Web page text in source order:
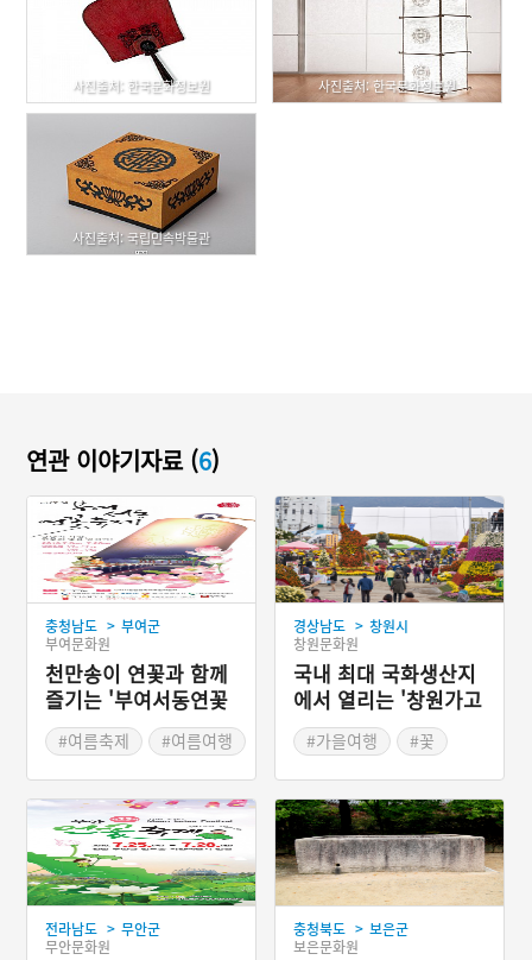
사진출처: 한국문화정보원 사진출처: 한국문화정보원
사진출처: 국립민속박물관
연관 이야기자료 (6)
충청남도 > 부여군
부여문화원
천만송이 연꽃과 함께
즐기는 '부여서동연꽃
축제'
#여름축제
#여름여행
경상남도 > 창원시
창원문화원
국내 최대 국화생산지
에서 열리는 '창원가고
파 국화축제'
#가을여행
#꽃
전라남도 > 무안군
무안문화원
충청북도 > 보은군
보은문화원